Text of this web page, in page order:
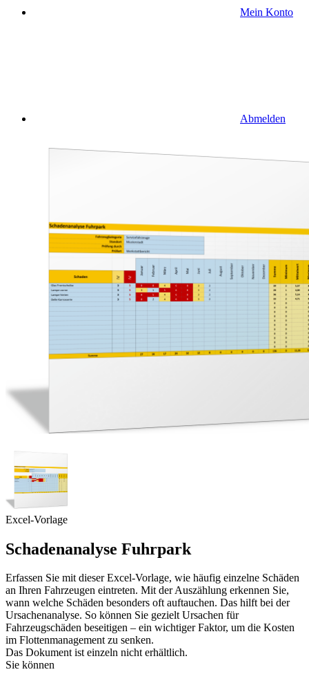
Mein Konto
Abmelden
Excel-Vorlage
Schadenanalyse Fuhrpark
Erfassen Sie mit dieser Excel-Vorlage, wie häufig einzelne Schäden
an Ihren Fahrzeugen eintreten. Mit der Auszählung erkennen Sie,
wann welche Schäden besonders oft auftauchen. Das hilft bei der
Ursachenanalyse. So können Sie gezielt Ursachen für
Fahrzeugschäden beseitigen – ein wichtiger Faktor, um die Kosten
im Flottenmanagement zu senken.
Das Dokument ist einzeln nicht erhältlich.
Sie können